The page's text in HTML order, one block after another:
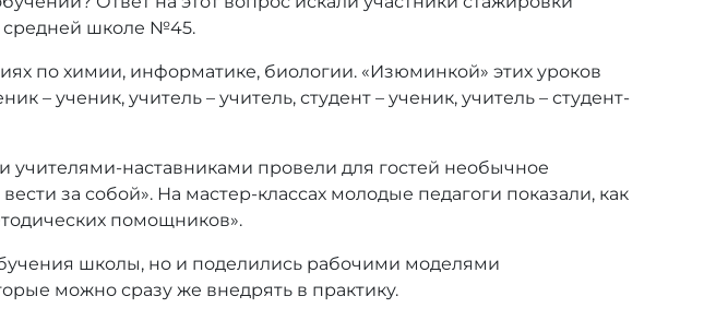
средней школе №45.
по химии, информатике, биологии. «Изюминкой» этих уроков
– ученик, учитель – учитель, студент – ученик, учитель – студент-
учителями-наставниками провели для гостей необычное
за собой». На мастер-классах молодые педагоги показали, как
помощников».
школы, но и поделились рабочими моделями
можно сразу же внедрять в практику.